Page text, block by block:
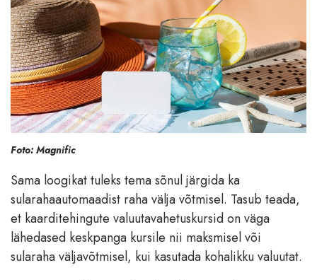
Foto: Magnific
Sama loogikat tuleks tema sõnul järgida ka
sularahaautomaadist raha välja võtmisel. Tasub teada,
et kaarditehingute valuutavahetuskursid on väga
lähedased keskpanga kursile nii maksmisel või
sularaha väljavõtmisel, kui kasutada kohalikku valuutat.